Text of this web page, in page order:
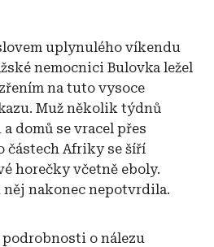
uplynulého víkendu
nemocnici Bulovka ležel
na tuto vysoce
Muž několik týdnů
domů se vracel přes
částech Afriky se šíří
horečky včetně eboly.
něj nakonec nepotvrdila.
o nálezu